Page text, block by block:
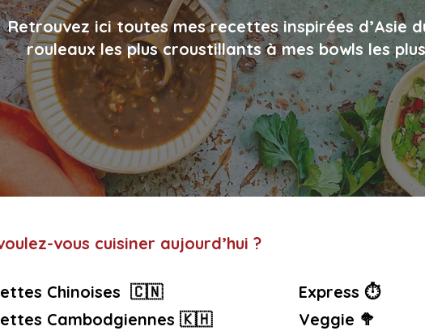
Retrouvez ici toutes mes recettes inspirées d’Asie
rouleaux les plus croustillants à mes bowls les
vous cuisiner aujourd’hui ?
Chinoises 🇨🇳
Cambodgiennes 🇰🇭
Express ⏱️
Veggie 🥦